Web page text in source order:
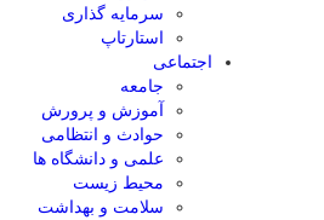
سرمایه گذاری
استارتاپ
اجتماعی
جامعه
آموزش و پرورش
حوادث و انتظامی
علمی و دانشگاه ها
محیط زیست
سلامت و بهداشت